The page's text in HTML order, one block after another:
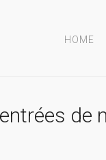
HOME
de